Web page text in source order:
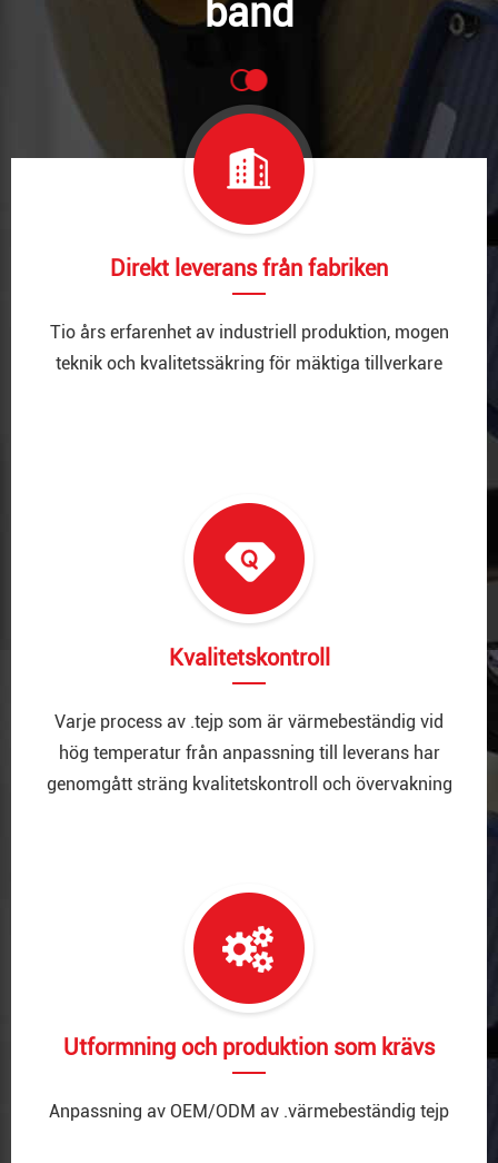
band
Direkt leverans från fabriken
Tio års erfarenhet av industriell produktion, mogen
teknik och kvalitetssäkring för mäktiga tillverkare
Kvalitetskontroll
Varje process av .tejp som är värmebeständig vid
hög temperatur från anpassning till leverans har
genomgått sträng kvalitetskontroll och övervakning
Utformning och produktion som krävs
Anpassning av OEM/ODM av .värmebeständig tejp